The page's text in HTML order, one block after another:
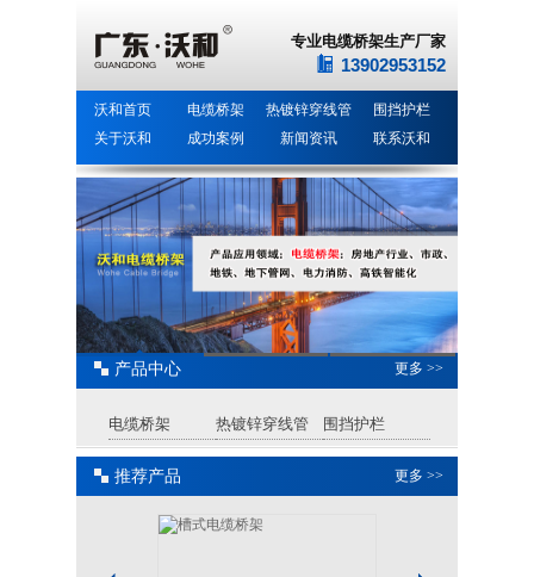
专业电缆桥架生产厂家
13902953152
沃和首页 电缆桥架 热镀锌穿线管
围挡护栏
关于沃和
成功案例 新闻资讯 联系沃和
更多 >>
产品中心
电缆桥架 热镀锌穿线管 围挡护栏
更多 >>
推荐产品